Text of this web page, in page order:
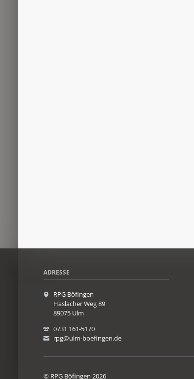
ADRESSE
RPG Böfingen
Haslacher Weg 89
89075 Ulm
0731 161-5170
rpg@ulm-boefingen.de
© RPG Böfingen 2026